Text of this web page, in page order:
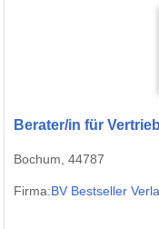
Berater/in für
Bochum, 44787
Firma:BV Bestseller